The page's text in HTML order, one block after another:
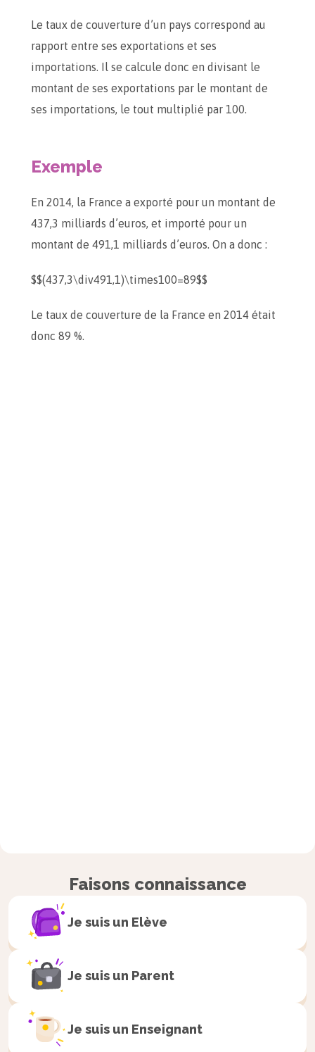
Le taux de couverture d’un pays correspond au
rapport entre ses exportations et ses
importations. Il se calcule donc en divisant le
montant de ses exportations par le montant de
ses importations, le tout multiplié par 100.
Exemple
En 2014, la France a exporté pour un montant de
437,3 milliards d’euros, et importé pour un
montant de 491,1 milliards d’euros. On a donc :
$$(437,3\div491,1)\times100=89$$
Le taux de couverture de la France en 2014 était
donc 89 %.
Faisons connaissance
Je suis un Elève
Je suis un Parent
Je suis un Enseignant